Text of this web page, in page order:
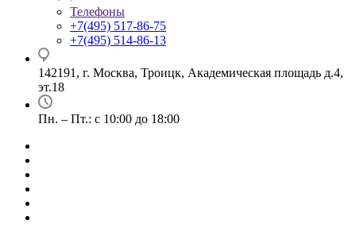
Телефоны
+7(495) 517-86-75
+7(495) 514-86-13
142191, г. Москва, Троицк, Академическая площадь д.4,
эт.18
Пн. – Пт.: с 10:00 до 18:00